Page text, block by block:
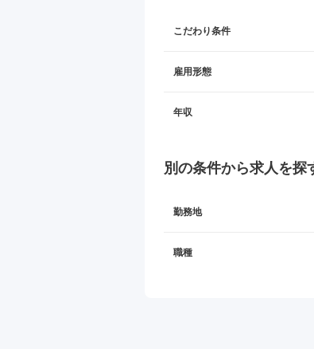
こだわり条件
雇用形態
年収
別の条件から求人を探
勤務地
職種